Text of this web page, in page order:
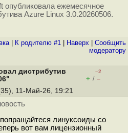
опубликовала ежемесячное
Azure Linux 3.0.20260506.
| К родителю #1 Наверх
Cообщить
модератору
дистрибутив
–2
+ / –
11-Май-26, 19:21
линуксоиды со
вот вам лицензионный